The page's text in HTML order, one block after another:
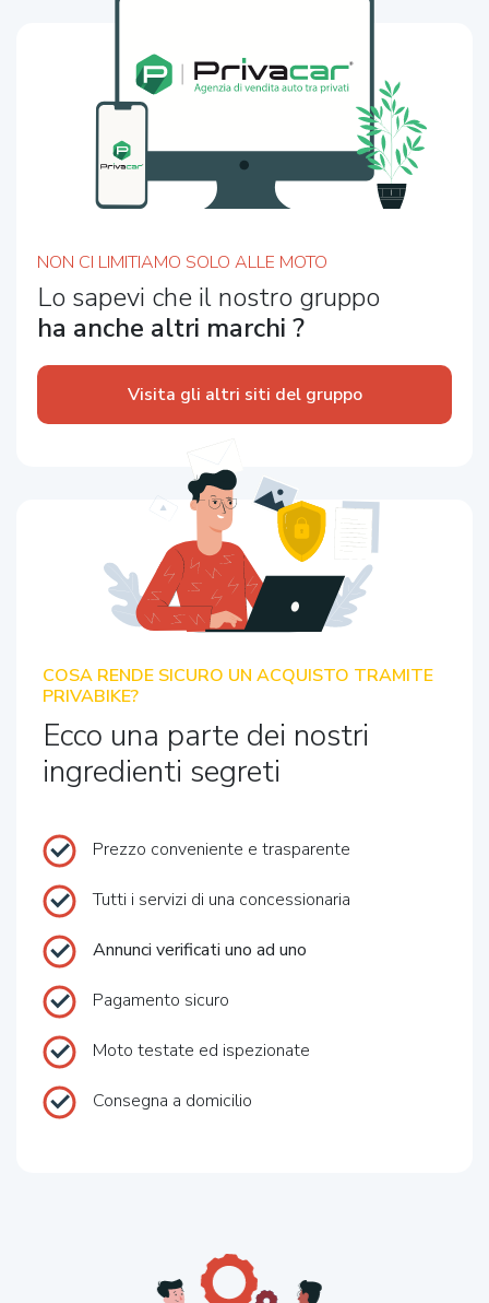
NON CI LIMITIAMO SOLO ALLE MOTO
Lo sapevi che il nostro gruppo
ha anche altri marchi ?
Visita gli altri siti del gruppo
COSA RENDE SICURO UN ACQUISTO TRAMITE
PRIVABIKE?
Ecco una parte dei nostri
ingredienti segreti
Prezzo conveniente e trasparente
Tutti i servizi di una concessionaria
Annunci verificati uno ad uno
Pagamento sicuro
Moto testate ed ispezionate
Consegna a domicilio